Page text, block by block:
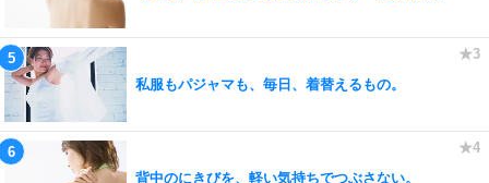
私服もパジャマも、毎日、着替えるもの。
背中のにきびを、軽い気持ちでつぶさない。